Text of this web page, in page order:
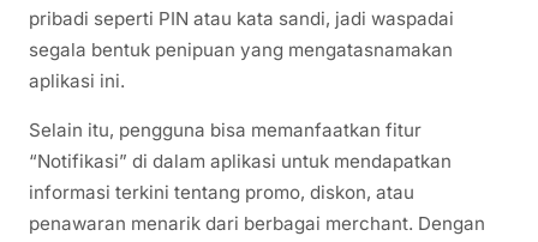
pribadi seperti PIN atau kata sandi, jadi waspadai
segala bentuk penipuan yang mengatasnamakan
aplikasi ini.
Selain itu, pengguna bisa memanfaatkan fitur
“Notifikasi” di dalam aplikasi untuk mendapatkan
informasi terkini tentang promo, diskon, atau
penawaran menarik dari berbagai merchant. Dengan